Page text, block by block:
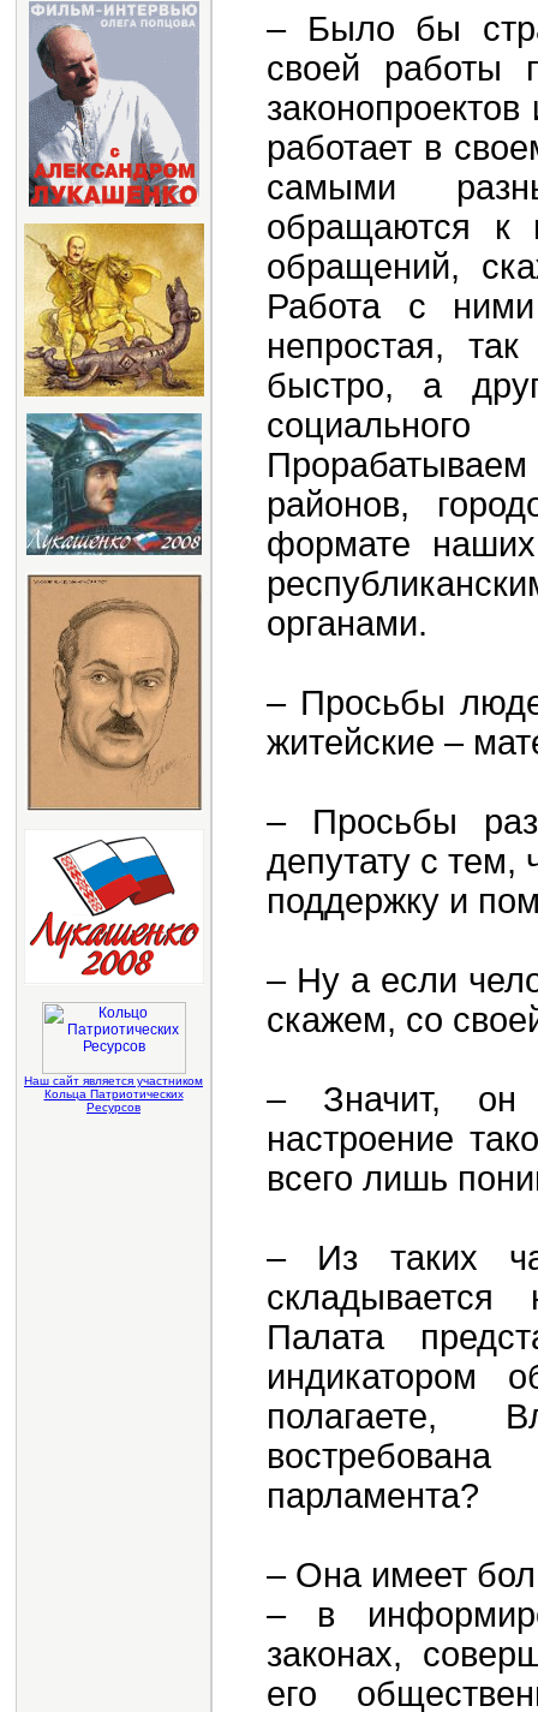
Наш сайт является участником
Кольца Патриотических
Ресурсов
– Было бы
своей работы
работает в
самыми
обращаются к
обращений,
Работа с
непростая,
быстро, а
Прорабатываем
районов,
формате
органами.
– Просьбы
житейские –
– Просьбы
депутату с тем,
поддержку и
– Ну а если
скажем, со
– Значит, он
настроение
всего лишь
– Из таких
Палата
индикатором
полагаете,
парламента?
– Она имеет
– в
законах,
его